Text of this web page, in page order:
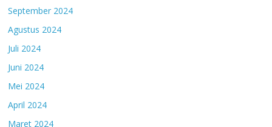
September 2024
Agustus 2024
Juli 2024
Juni 2024
Mei 2024
April 2024
Maret 2024